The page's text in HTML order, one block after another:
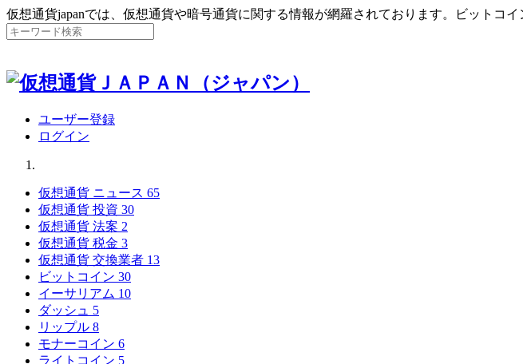
仮想通貨japanでは、仮想通貨や暗号通貨に関する情報が網羅されております。ビットコ
ユーザー登録
ログイン
仮想通貨 ニュース 65
仮想通貨 投資 30
仮想通貨 法案 2
仮想通貨 税金 3
仮想通貨 交換業者 13
ビットコイン 30
イーサリアム 10
ダッシュ 5
リップル 8
モナーコイン 6
ライトコイン 5